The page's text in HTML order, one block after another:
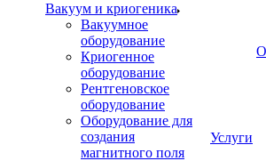
Вакуум и криогеника
Вакуумное
оборудование
Криогенное
оборудование
Рентгеновское
оборудование
Оборудование для
создания
магнитного поля
Услуги